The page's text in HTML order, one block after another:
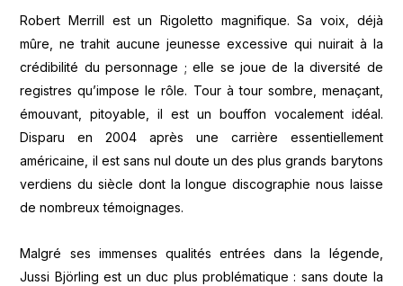
Robert Merrill est un Rigoletto magnifique. Sa voix, déjà
mûre, ne trahit aucune jeunesse excessive qui nuirait à la
crédibilité du personnage ; elle se joue de la diversité de
registres qu’impose le rôle. Tour à tour sombre, menaçant,
émouvant, pitoyable, il est un bouffon vocalement idéal.
Disparu en 2004 après une carrière essentiellement
américaine, il est sans nul doute un des plus grands barytons
verdiens du siècle dont la longue discographie nous laisse
de nombreux témoignages.
Malgré ses immenses qualités entrées dans la légende,
Jussi Björling est un duc plus problématique : sans doute la